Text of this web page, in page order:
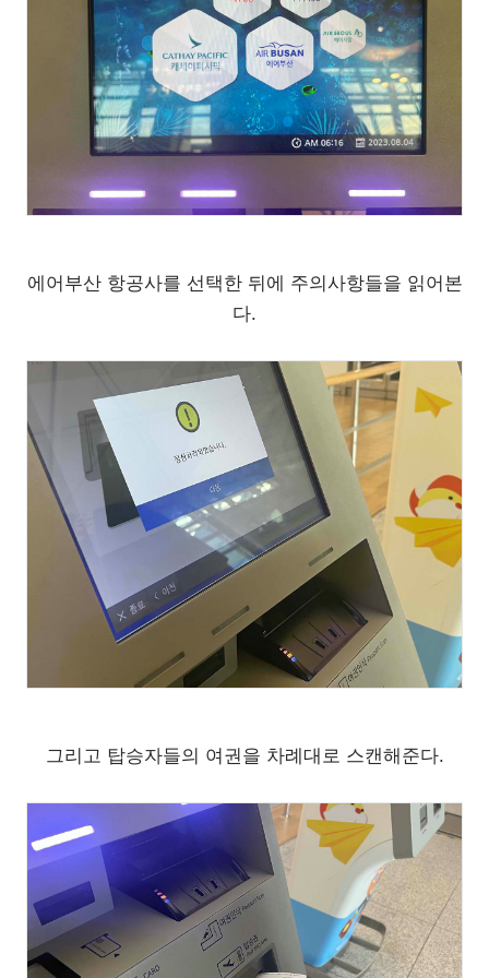
에어부산 항공사를 선택한 뒤에 주의사항들을 읽어본
다.
그리고 탑승자들의 여권을 차례대로 스캔해준다.